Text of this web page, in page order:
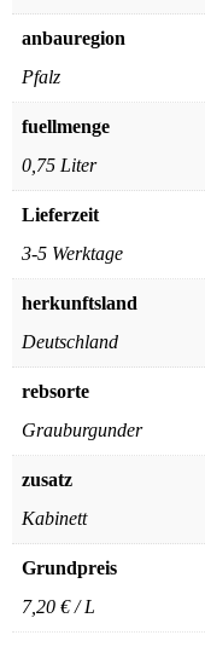
anbauregion
Pfalz
fuellmenge
0,75 Liter
Lieferzeit
3-5 Werktage
herkunftsland
Deutschland
rebsorte
Grauburgunder
zusatz
Kabinett
Grundpreis
7,20 € / L